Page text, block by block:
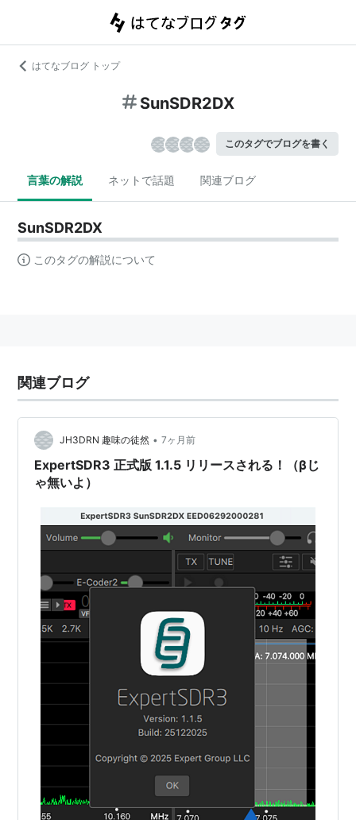
はてなブログ トップ
SunSDR2DX
このタグでブログを書く
言葉の解説 ネットで話題 関連ブログ
SunSDR2DX
このタグの解説について
関連ブログ
JH3DRN 趣味の徒然 • 7ヶ月前
ExpertSDR3 正式版 1.1.5 リリースされる！（βじ
ゃ無いよ）